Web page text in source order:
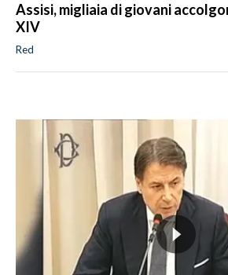
Assisi, migliaia di giovani
XIV
Red